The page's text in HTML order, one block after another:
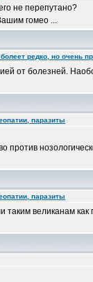
не перепутано?
гомео ...
редко, но очень
от болезней.
паразиты
против
паразиты
великанам